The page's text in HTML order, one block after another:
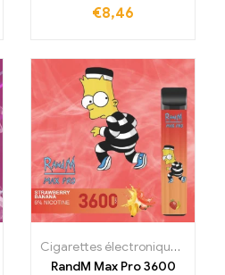
€8,46
,Cigarettes électroniques
Cigarettes électroniques jetables
RandM Max Pro 3600